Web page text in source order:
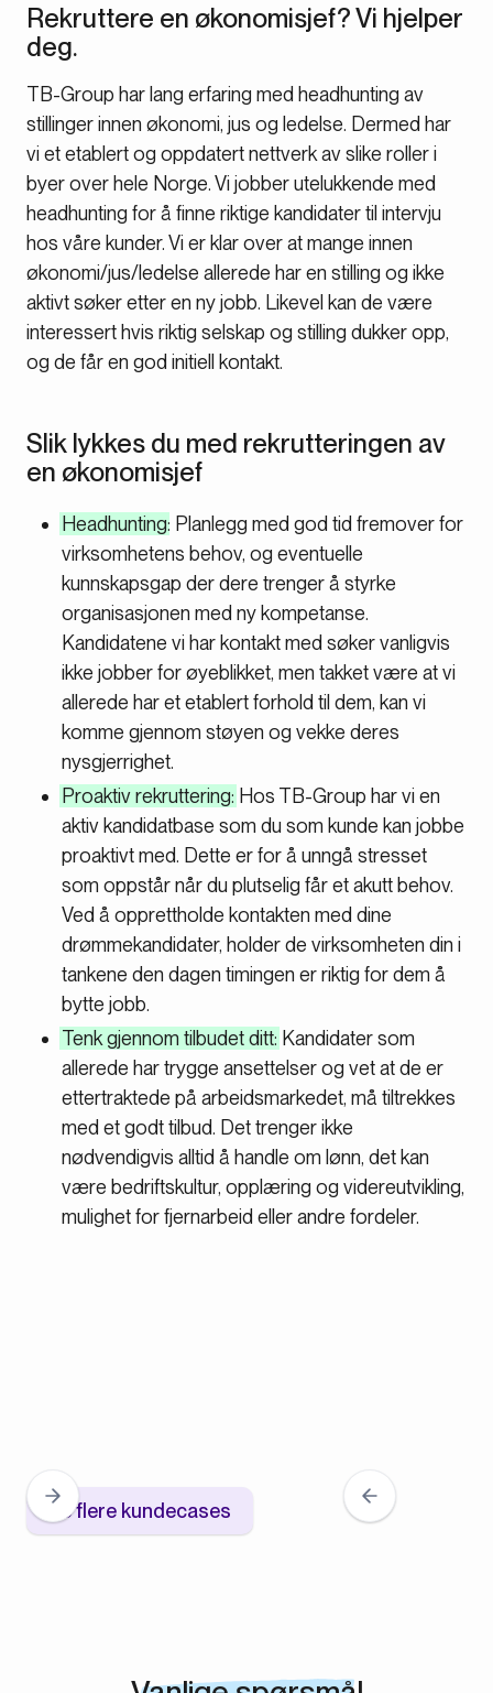
Rekruttere en økonomisjef? Vi hjelper
deg.
TB-Group har lang erfaring med headhunting av
stillinger innen økonomi, jus og ledelse. Dermed har
vi et etablert og oppdatert nettverk av slike roller i
byer over hele Norge. Vi jobber utelukkende med
headhunting for å finne riktige kandidater til intervju
hos våre kunder. Vi er klar over at mange innen
økonomi/jus/ledelse allerede har en stilling og ikke
aktivt søker etter en ny jobb. Likevel kan de være
interessert hvis riktig selskap og stilling dukker opp,
og de får en god initiell kontakt.
Slik lykkes du med rekrutteringen av
en økonomisjef
Headhunting: Planlegg med god tid fremover for
virksomhetens behov, og eventuelle
kunnskapsgap der dere trenger å styrke
organisasjonen med ny kompetanse.
Kandidatene vi har kontakt med søker vanligvis
ikke jobber for øyeblikket, men takket være at vi
allerede har et etablert forhold til dem, kan vi
komme gjennom støyen og vekke deres
nysgjerrighet.
Proaktiv rekruttering: Hos TB-Group har vi en
aktiv kandidatbase som du som kunde kan jobbe
proaktivt med. Dette er for å unngå stresset
som oppstår når du plutselig får et akutt behov.
Ved å opprettholde kontakten med dine
drømmekandidater, holder de virksomheten din i
tankene den dagen timingen er riktig for dem å
bytte jobb.
Tenk gjennom tilbudet ditt: Kandidater som
allerede har trygge ansettelser og vet at de er
ettertraktede på arbeidsmarkedet, må tiltrekkes
med et godt tilbud. Det trenger ikke
nødvendigvis alltid å handle om lønn, det kan
være bedriftskultur, opplæring og videreutvikling,
mulighet for fjernarbeid eller andre fordeler.
Se flere kundecases